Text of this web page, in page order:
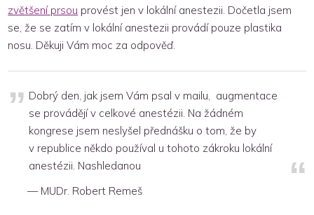
zvětšení prsou provést jen v lokální anestezii. Dočetla jsem
se, že se zatím v lokální anestezii provádí pouze plastika
nosu. Děkuji Vám moc za odpověď.
Dobrý den, jak jsem Vám psal v mailu, augmentace
se provádějí v celkové anestézii. Na žádném
kongrese jsem neslyšel přednášku o tom, že by
v republice někdo používal u tohoto zákroku lokální
anestézii. Nashledanou
MUDr. Robert Remeš